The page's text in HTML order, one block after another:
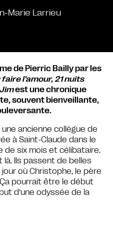
Marie Larrieu
de Pierric Bailly par les
l’amour, 21 nuits
est une chronique
souvent bienveillante,
ancienne collègue de
à Saint-Claude dans le
de six mois et célibataire.
là. Ils passent de belles
jour où Christophe, le père
pourrait être le début
d’une odyssée de la